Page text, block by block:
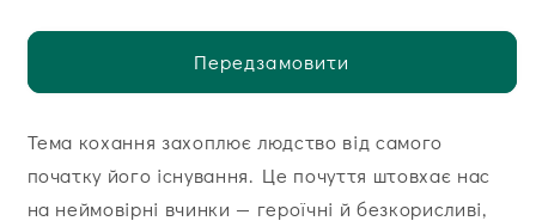
Передзамовити
Тема кохання захоплює людство від самого
початку його існування. Це почуття штовхає нас
на неймовірні вчинки — героїчні й безкорисливі,